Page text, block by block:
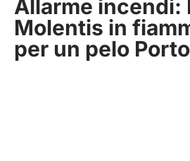
Allarme incendi:
Molentis in
per un pelo